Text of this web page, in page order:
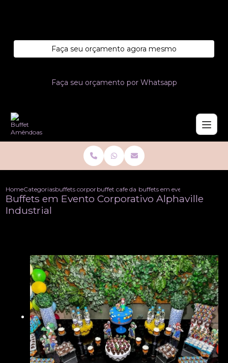
Faça seu orçamento agora mesmo
Faça seu orçamento por Whatsapp
HomeCategoriasbuffets corporativobuffet cafe da manha corporativo
buffets em evento
Buffets em Evento Corporativo Alphaville
Industrial